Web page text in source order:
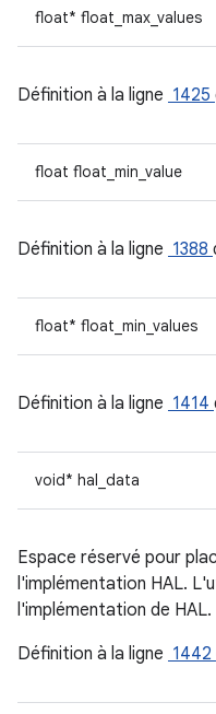
float* float_max_values
Définition à la ligne 1425
float float_min_value
Définition à la ligne 1388
float* float_min_values
Définition à la ligne 1414
void* hal_data
Espace réservé pour
l'implémentation HAL.
l'implémentation de HAL.
Définition à la ligne 1442